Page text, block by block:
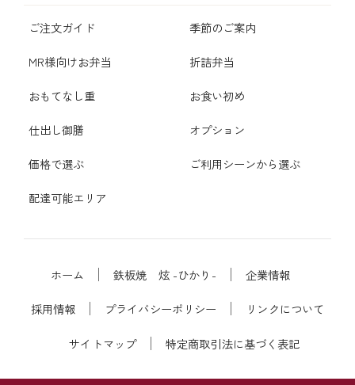
ご注文ガイド 季節のご案内
MR様向けお弁当 折詰弁当
おもてなし重 お食い初め
仕出し御膳 オプション
価格で選ぶ ご利用シーンから選ぶ
配達可能エリア
ホーム 鉄板焼 炫 -ひかり- 企業情報
採用情報 プライバシーポリシー リンクについて
サイトマップ 特定商取引法に基づく表記